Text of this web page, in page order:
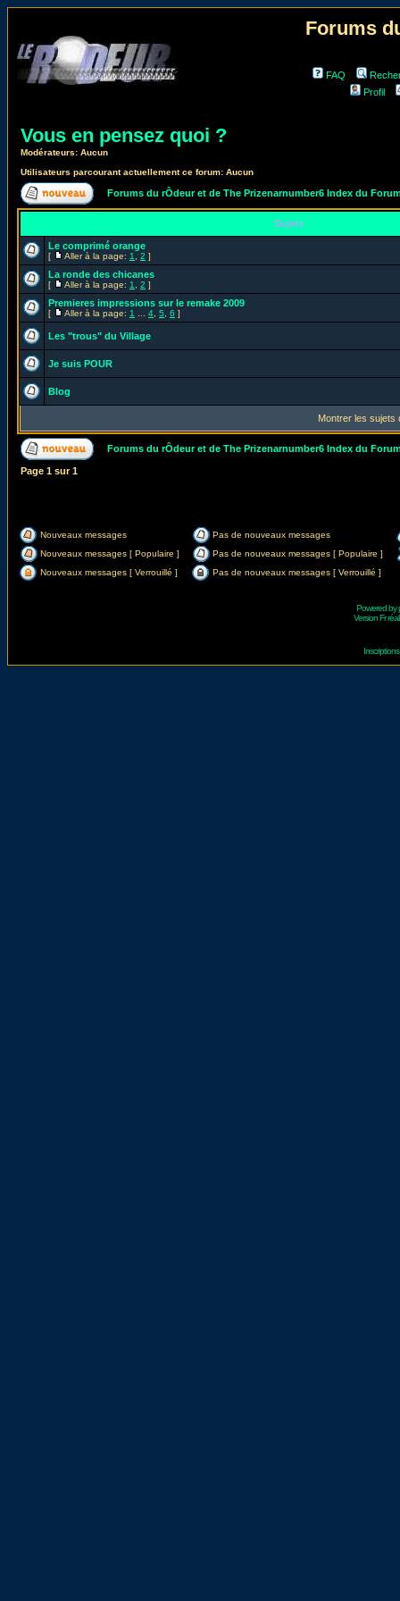
Forums
FAQ
Profil
Vous en pensez quoi ?
Modérateurs: Aucun
Utilisateurs parcourant actuellement ce forum: Aucun
Forums du rÔdeur et de The Prizenarnumber6 Index du
Sujets
Le comprimé orange
[ Aller à la page: 1 2 ]
La ronde des chicanes
[ Aller à la page: 1 2 ]
Premieres impressions sur le remake 2009
[ Aller à la page: 1 4 5 6 ]
Les "trous" du Village
Je suis POUR
Blog
Montrer les sujets
Forums du rÔdeur et de The Prizenarnumber6 Index du
Page 1 sur1
Nouveaux messages
Pas de nouveaux messages
Nouveaux messages [ Populaire ]
Pas de nouveaux messages [ Populaire ]
Nouveaux messages [ Verrouillé ]
Pas de nouveaux messages [ Verrouillé ]
Powered by
Version Fr